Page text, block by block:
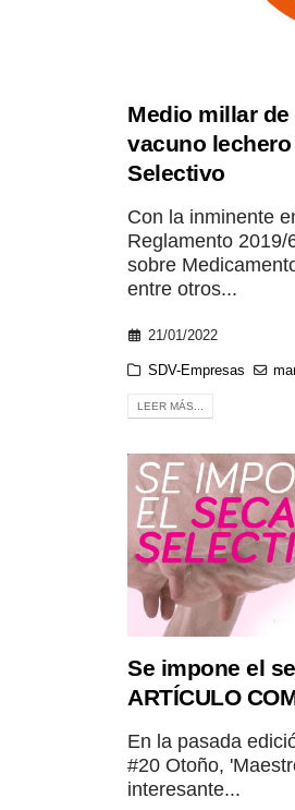
Medio millar
vacuno
Selectivo
Con la inminente
Reglamento
sobre
entre otros...
21/01/2022
SDV-Empresas
LEER MÁS...
Se impone el
ARTÍCULO
En la pasada
#20 Otoño,
interesante...